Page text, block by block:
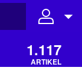
1.117
ARTIKEL